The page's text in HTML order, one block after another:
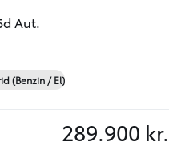
Aut.
(Benzin / El)
289.900 kr.